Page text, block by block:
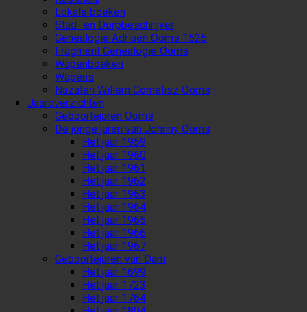
Lokale boeken
Stad- en Dorpbeschrijver
Genealogie Adriaen Ooms 1525
Fragment Genealogie Ooms
Wapenboeken
Wapens
Nazaten Willem Cornelisz Ooms
Jaaroverzichten
Geboortejaren Ooms
De jonge jaren van Johnny Ooms
Het jaar 1959
Het jaar 1960
Het jaar 1961
Het jaar 1962
Het jaar 1963
Het jaar 1964
Het jaar 1965
Het jaar 1966
Het jaar 1967
Geboortejaren van Dam
Het jaar 1699
Het jaar 1723
Het jaar 1764